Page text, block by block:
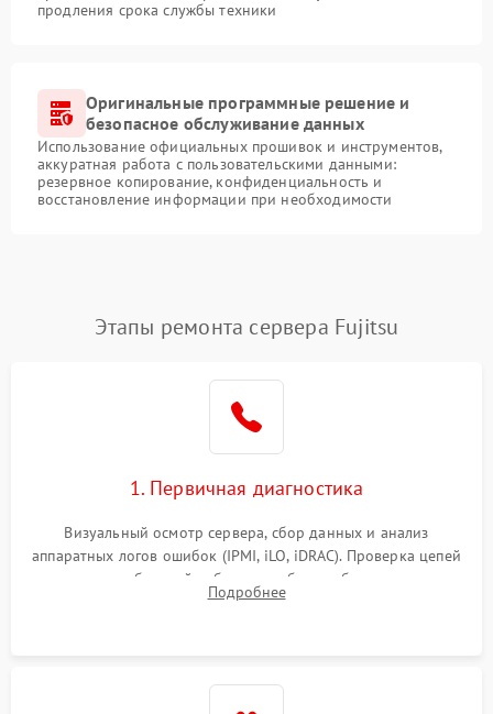
продления срока службы техники
Оригинальные программные решение и
безопасное обслуживание данных
Использование официальных прошивок и инструментов,
аккуратная работа с пользовательскими данными:
резервное копирование, конфиденциальность и
восстановление информации при необходимости
Этапы ремонта сервера Fujitsu
1. Первичная диагностика
Визуальный осмотр сервера, сбор данных и анализ
аппаратных логов ошибок (IPMI, iLO, iDRAC). Проверка цепей
питания и базовой работоспособности без вскрытия
корпуса для быстрой локализации сбоя.
Подробнее